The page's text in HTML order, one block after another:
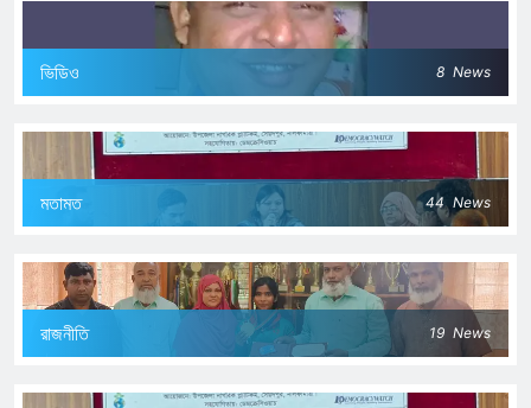
ভিডিও 8 News
মতামত 44 News
রাজনীতি 19 News